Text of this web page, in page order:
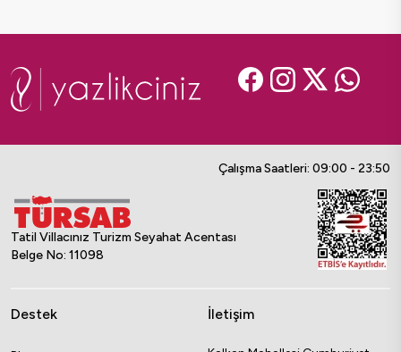
Çalışma Saatleri: 09:00 - 23:50
Tatil Villacınız Turizm Seyahat Acentası
Belge No: 11098
Destek İletişim